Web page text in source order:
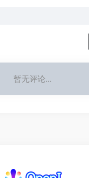
暂无评论...